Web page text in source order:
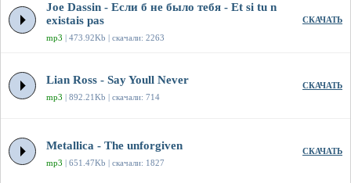
Joe Dassin - Если б не было тебя - Et si tu n
existais pas
mp3 | 473.92Kb | скачали: 2263
СКАЧАТЬ
Lian Ross - Say Youll Never
mp3 | 892.21Kb | скачали: 714
СКАЧАТЬ
Metallica - The unforgiven
mp3 | 651.47Kb | скачали: 1827
СКАЧАТЬ